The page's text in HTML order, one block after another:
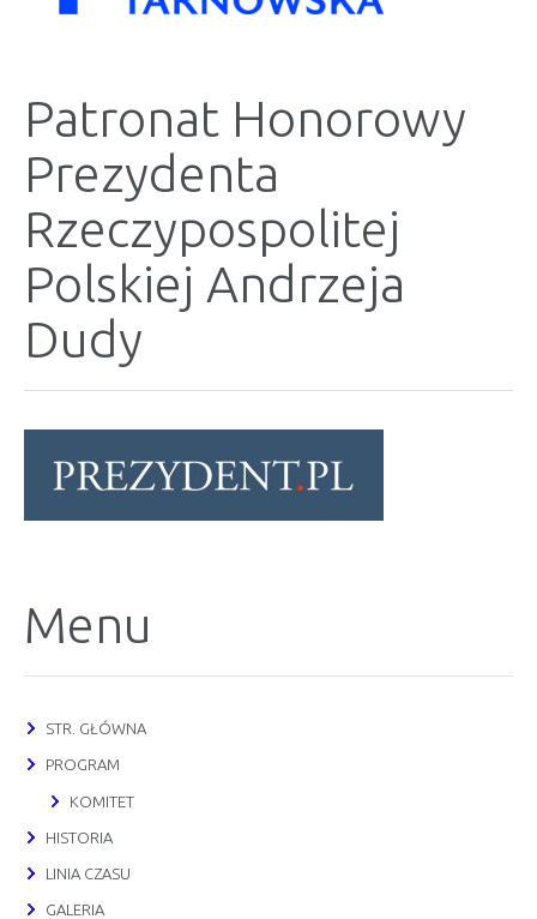
Patronat Honorowy
Prezydenta
Rzeczypospolitej
Polskiej Andrzeja
Dudy
Menu
STR. GŁÓWNA
PROGRAM
KOMITET
HISTORIA
LINIA CZASU
GALERIA